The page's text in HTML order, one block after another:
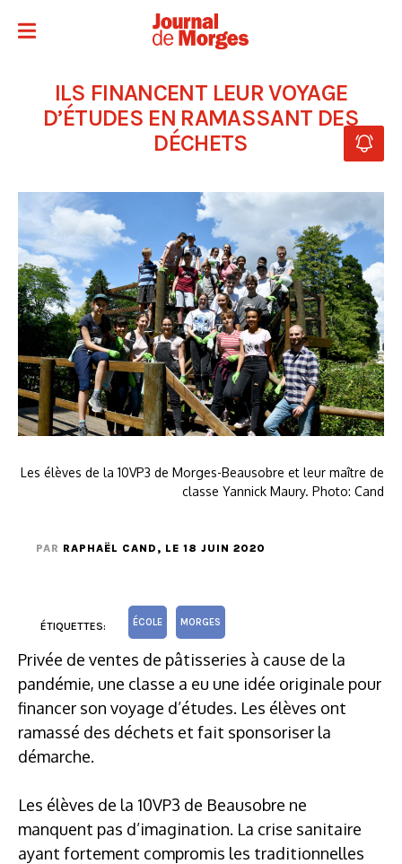
ILS FINANCENT LEUR VOYAGE
D’ÉTUDES EN RAMASSANT DES
DÉCHETS
Les élèves de la 10VP3 de Morges-Beausobre et leur maître de
classe Yannick Maury. Photo: Cand
PAR RAPHAËL CAND , LE 18 JUIN 2020
ÉTIQUETTES: ÉCOLE MORGES
Privée de ventes de pâtisseries à cause de la
pandémie, une classe a eu une idée originale pour
financer son voyage d’études. Les élèves ont
ramassé des déchets et fait sponsoriser la
démarche.
Les élèves de la 10VP3 de Beausobre ne
manquent pas d’imagination. La crise sanitaire
ayant fortement compromis les traditionnelles